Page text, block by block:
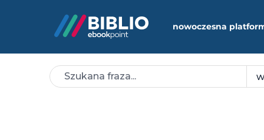
nowoczesna